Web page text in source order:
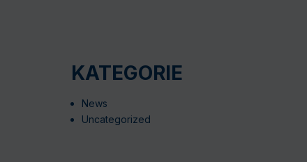
KATEGORIE
News
Uncategorized